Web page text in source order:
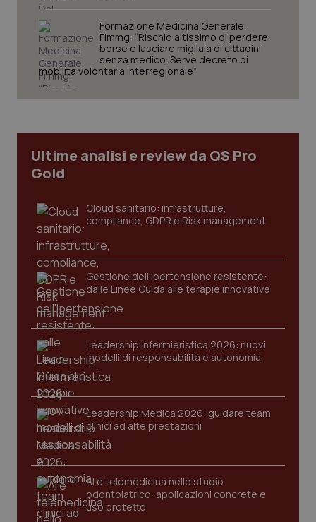
Formazione Medicina Generale.
Fimmg: “Rischio altissimo di perdere
borse e lasciare migliaia di cittadini
senza medico. Serve decreto di
mobilità volontaria interregionale”
Ultime analisi e review da QS Pro
Gold
Cloud sanitario: infrastrutture,
compliance, GDPR e Risk management
Gestione dell'Ipertensione resistente:
dalle Linee Guida alle terapie innovative
Leadership Infermieristica 2026: nuovi
modelli di responsabilità e autonomia
Leadership Medica 2026: guidare team
clinici ad alte prestazioni
AI e telemedicina nello studio
odontoiatrico: applicazioni concrete e
uso protetto